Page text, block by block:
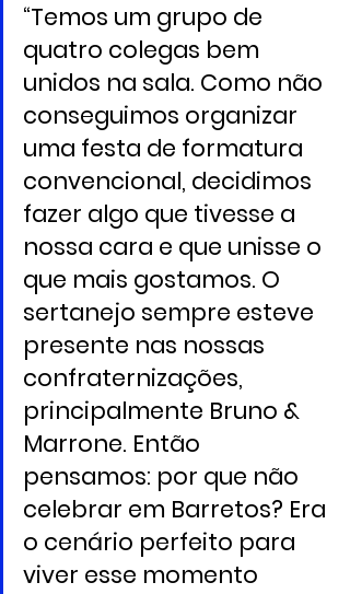
“Temos um grupo de
quatro colegas bem
unidos na sala. Como não
conseguimos organizar
uma festa de formatura
convencional, decidimos
fazer algo que tivesse a
nossa cara e que unisse o
que mais gostamos. O
sertanejo sempre esteve
presente nas nossas
confraternizações,
principalmente Bruno &
Marrone. Então
pensamos: por que não
celebrar em Barretos? Era
o cenário perfeito para
viver esse momento